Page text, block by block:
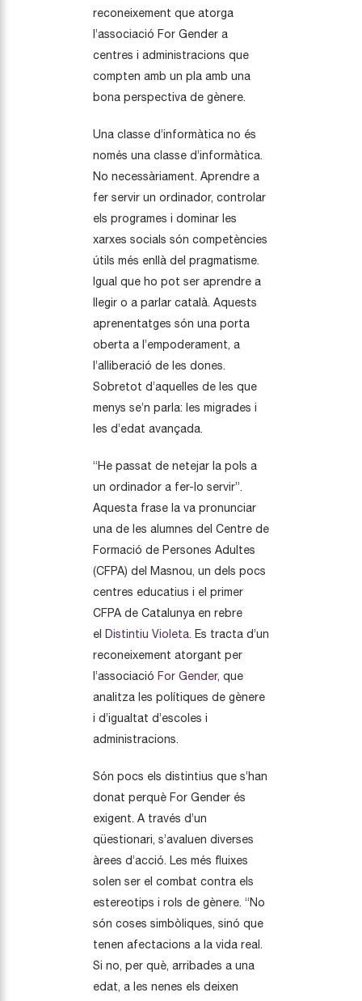
reconeixement que atorga
l’associació For Gender a
centres i administracions que
compten amb un pla amb una
bona perspectiva de gènere.
Una classe d’informàtica no és
només una classe d’informàtica.
No necessàriament. Aprendre a
fer servir un ordinador, controlar
els programes i dominar les
xarxes socials són competències
útils més enllà del pragmatisme.
Igual que ho pot ser aprendre a
llegir o a parlar català. Aquests
aprenentatges són una porta
oberta a l’empoderament, a
l’alliberació de les dones.
Sobretot d’aquelles de les que
menys se’n parla: les migrades i
les d’edat avançada.
“He passat de netejar la pols a
un ordinador a fer-lo servir”.
Aquesta frase la va pronunciar
una de les alumnes del Centre de
Formació de Persones Adultes
(CFPA) del Masnou, un dels pocs
centres educatius i el primer
CFPA de Catalunya en rebre
el Distintiu Violeta. Es tracta d’un
reconeixement atorgant per
l’associació For Gender, que
analitza les polítiques de gènere
i d’igualtat d’escoles i
administracions.
Són pocs els distintius que s’han
donat perquè For Gender és
exigent. A través d’un
qüestionari, s’avaluen diverses
àrees d’acció. Les més fluixes
solen ser el combat contra els
estereotips i rols de gènere. “No
són coses simbòliques, sinó que
tenen afectacions a la vida real.
Si no, per què, arribades a una
edat, a les nenes els deixen